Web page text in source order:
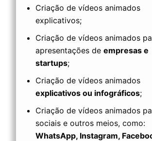
Criação de vídeos animados
explicativos;
Criação de vídeos animados
apresentações de empresas e
startups;
Criação de vídeos animados
explicativos ou infográficos;
Criação de vídeos animados
sociais e outros meios, como:
WhatsApp, Instagram,